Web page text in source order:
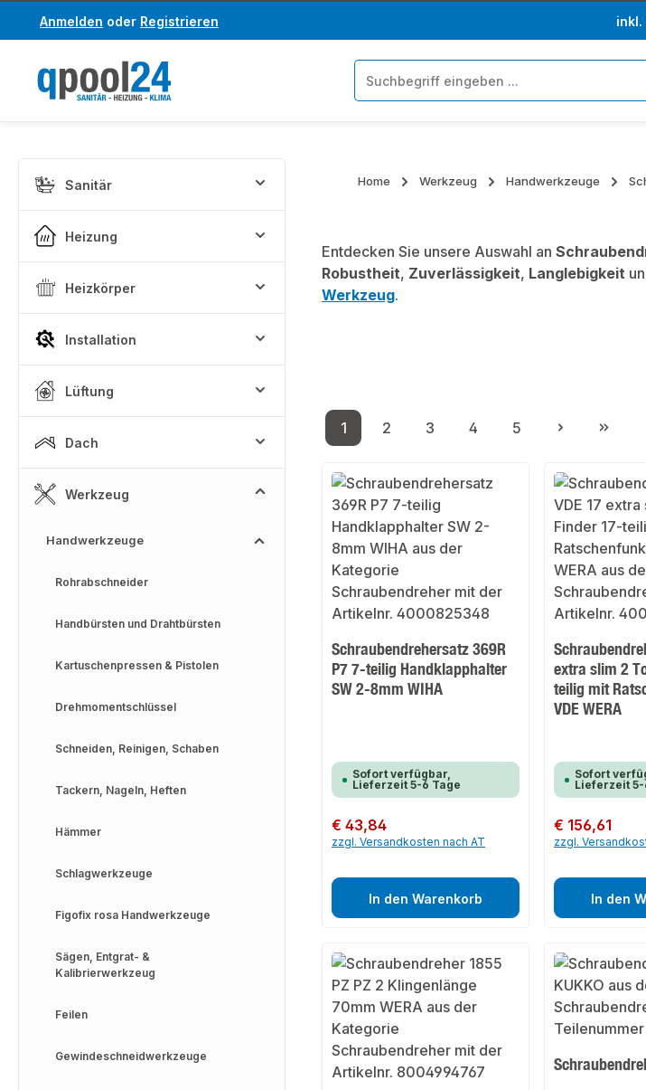
Hauptinhalt springen
Zur Suche springen
Anmelden oder Registrieren inkl.
Sanitär
Heizung
Heizkörper
Installation
Lüftung
Dach
Werkzeug
Handwerkzeuge
Rohrabschneider
Handbürsten und Drahtbürsten
Kartuschenpressen & Pistolen
Drehmomentschlüssel
Schneiden, Reinigen, Schaben
Tackern, Nageln, Heften
Hämmer
Schlagwerkzeuge
Figofix rosa Handwerkzeuge
Sägen, Entgrat- &
Kalibrierwerkzeug
Feilen
Gewindeschneidwerkzeuge
Home Werkzeug Handwerkzeuge
Entdecken Sie unsere Auswahl an
Robustheit, Zuverlässigkeit, Langlebigkeit
Werkzeug.
Seite
1
Seite
2
Seite
3
Seite
4
Seite
5
Schraubendrehersatz 369R
P7 7-teilig Handklapphalter
SW 2-8mm WIHA
Sofort verfügbar,
Lieferzeit 5-6 Tage
Regulärer Preis:
€ 43,84
zzgl. Versandkosten nach AT
In den Warenkorb
extra slim 2
teilig mit
VDE WERA
Sofort
Lieferzeit 5-
Regulärer Preis:
€ 156,61
zzgl.
In den